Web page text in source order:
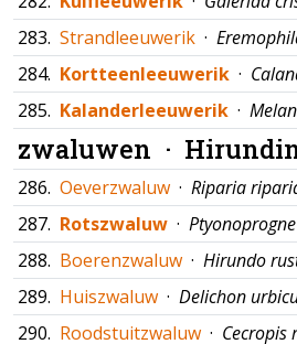
283. Strandleeuwerik ·
284. Kortteenleeuwerik ·
285. Kalanderleeuwerik ·
zwaluwen ·
286. Oeverzwaluw · Riparia
287. Rotszwaluw ·
288. Boerenzwaluw · Hirundo
289. Huiszwaluw · Delichon
290. Roodstuitzwaluw · Cecropis